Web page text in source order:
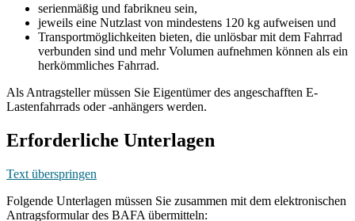
serienmäßig und fabrikneu sein,
jeweils eine Nutzlast von mindestens 120 kg aufweisen und
Transportmöglichkeiten bieten, die unlösbar mit dem Fahrrad
verbunden sind und mehr Volumen aufnehmen können als ein
herkömmliches Fahrrad.
Als Antragsteller müssen Sie Eigentümer des angeschafften E-
Lastenfahrrads oder -anhängers werden.
Erforderliche Unterlagen
Text überspringen
Folgende Unterlagen müssen Sie zusammen mit dem elektronischen
Antragsformular des BAFA übermitteln: